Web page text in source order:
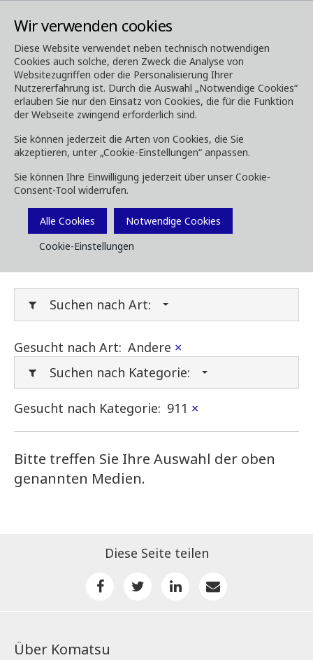
Wir verwenden cookies
Diese Website verwendet neben technisch notwendigen
Cookies auch solche, deren Zweck die Analyse von
Websitezugriffen oder die Personalisierung Ihrer
Nutzererfahrung ist. Durch die Auswahl „Notwendige Cookies“
erlauben Sie nur den Einsatz von Cookies, die für die Funktion
der Webseite zwingend erforderlich sind.
Sie können jederzeit die Arten von Cookies, die Sie
akzeptieren, unter „Cookie-Einstellungen“ anpassen.
Sie können Ihre Einwilligung jederzeit über unser Cookie-
Consent-Tool widerrufen.
Alle Cookies
Notwendige Cookies
Cookie-Einstellungen
Media Downloads
Downloads
Laden Sie Broschüren, Bilder, Videos,
Kundenmagazine und andere Medien herunter.
Sie können dies nach Typ oder Kategorie unten
Filtern.
Filter Media
Suchen nach Art:
Gesucht nach Art: Andere ×
Suchen nach Kategorie:
Gesucht nach Kategorie: 911 ×
Bitte treffen Sie Ihre Auswahl der oben
genannten Medien.
Diese Seite teilen
Über Komatsu